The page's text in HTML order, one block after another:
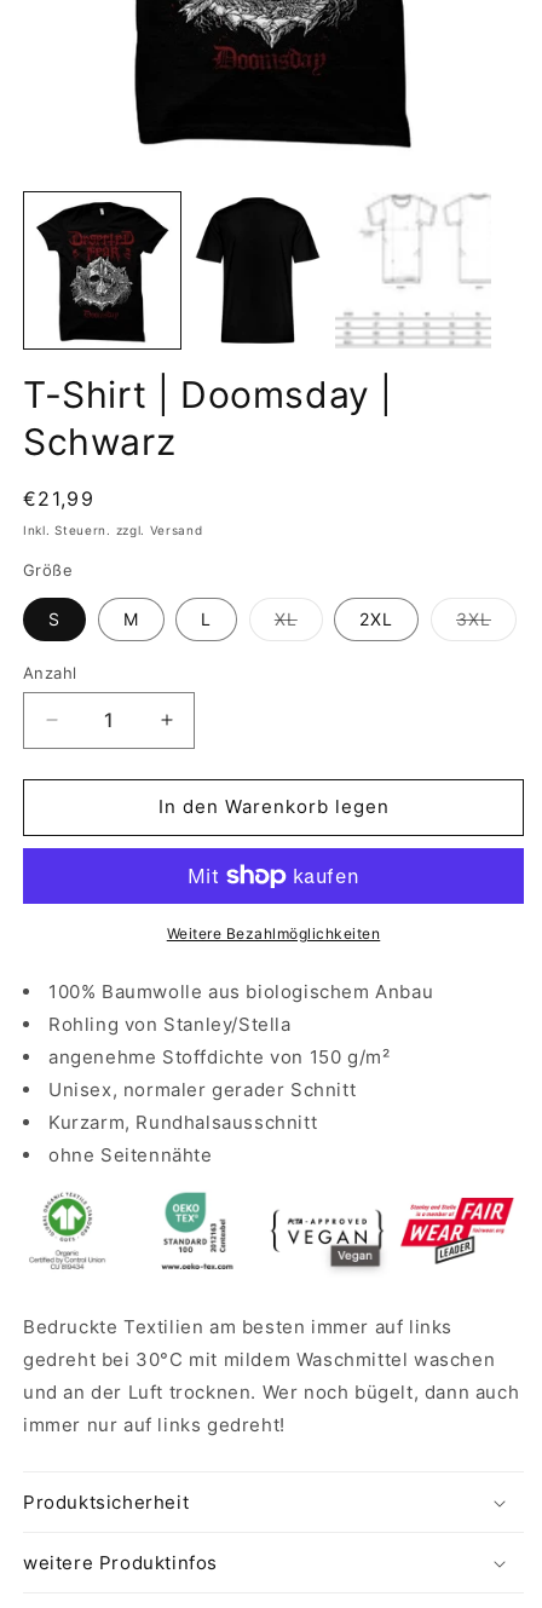
1
Modal
öffnen
T-Shirt | Doomsday |
Schwarz
Normaler
Preis
€21,99
Inkl. Steuern. zzgl. Versand
Größe
S M L XLVariante
ausverkauft
2XL 3XL
Anzahl
Verringere
die
Menge
T-
Doomsday
Erhöhe
die
Menge
für
T-
Doomsday
|
In den Warenkorb legen
Weitere Bezahlmöglichkeiten
100% Baumwolle aus biologischem Anbau
Rohling von Stanley/Stella
angenehme Stoffdichte von 150 g/m²
Unisex, normaler gerader Schnitt
Kurzarm, Rundhalsausschnitt
ohne Seitennähte
Bedruckte Textilien am besten immer auf links
gedreht bei 30°C mit mildem Waschmittel waschen
und an der Luft trocknen. Wer noch bügelt, dann auch
immer nur auf links gedreht!
Produktsicherheit
weitere Produktinfos